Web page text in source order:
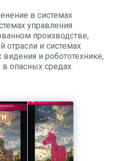
в системах
управления
производстве,
отрасли и системах
и робототехнике,
опасных средах.